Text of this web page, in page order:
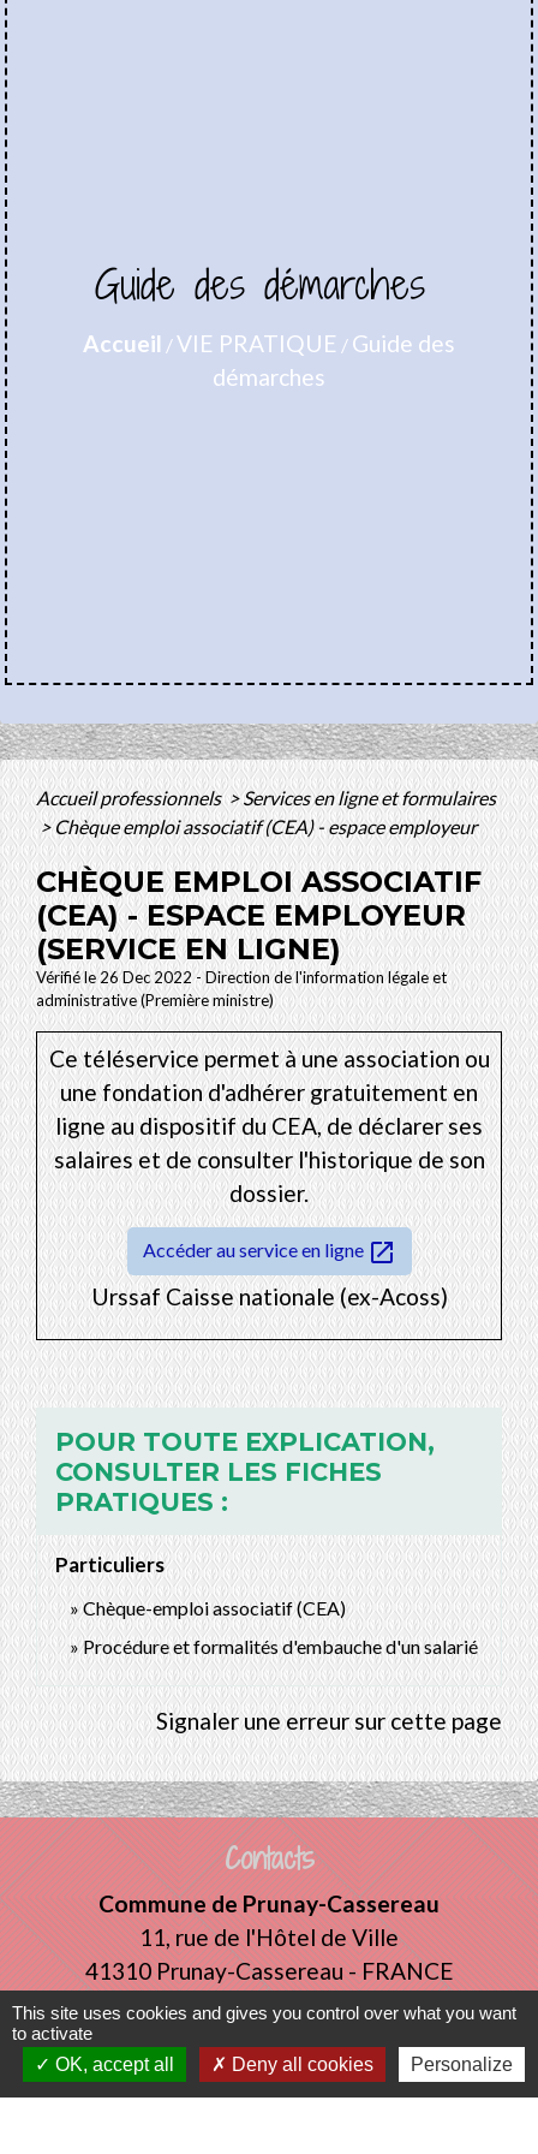
Guide des démarches
Accueil /VIE PRATIQUE / Guide des
démarches
Accueil professionnels>Services en ligne et formulaires
>Chèque emploi associatif (CEA) - espace employeur
CHÈQUE EMPLOI ASSOCIATIF
(CEA) - ESPACE EMPLOYEUR
(SERVICE EN LIGNE)
Vérifié le 26 Dec 2022 - Direction de l'information légale et
administrative (Première ministre)
Ce téléservice permet à une association ou
une fondation d'adhérer gratuitement en
ligne au dispositif du CEA, de déclarer ses
salaires et de consulter l'historique de son
dossier.
Accéder au service en ligne open_in_new
Urssaf Caisse nationale (ex-Acoss)
POUR TOUTE EXPLICATION,
CONSULTER LES FICHES
PRATIQUES :
Particuliers
Chèque-emploi associatif (CEA)
Procédure et formalités d'embauche d'un salarié
Signaler une erreur sur cette page
Contacts
Commune de Prunay-Cassereau
11, rue de l'Hôtel de Ville
41310 Prunay-Cassereau - FRANCE
+33 2 54 80 32 81
Liens intercommunalité
This site uses cookies and gives you control over what you want
to activate
OK, accept all
Deny all cookies Personalize